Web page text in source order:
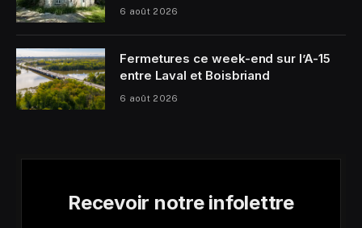
6 août 2026
Fermetures ce week-end sur l’A-15
entre Laval et Boisbriand
6 août 2026
Recevoir notre infolettre